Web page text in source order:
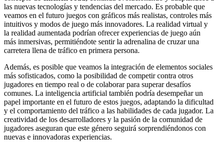
las nuevas tecnologías y tendencias del mercado. Es probable que
veamos en el futuro juegos con gráficos más realistas, controles más
intuitivos y modos de juego más innovadores. La realidad virtual y
la realidad aumentada podrían ofrecer experiencias de juego aún
más inmersivas, permitiéndote sentir la adrenalina de cruzar una
carretera llena de tráfico en primera persona.
Además, es posible que veamos la integración de elementos sociales
más sofisticados, como la posibilidad de competir contra otros
jugadores en tiempo real o de colaborar para superar desafíos
comunes. La inteligencia artificial también podría desempeñar un
papel importante en el futuro de estos juegos, adaptando la dificultad
y el comportamiento del tráfico a las habilidades de cada jugador. La
creatividad de los desarrolladores y la pasión de la comunidad de
jugadores aseguran que este género seguirá sorprendiéndonos con
nuevas e innovadoras experiencias.